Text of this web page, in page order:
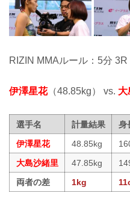
RIZIN MMAルール：5分 3R
伊澤星花（48.85kg） vs. 大
選手名 計量結果 身
伊澤星花
48.85kg
大島沙緒里
47.85kg
両者の差
1kg